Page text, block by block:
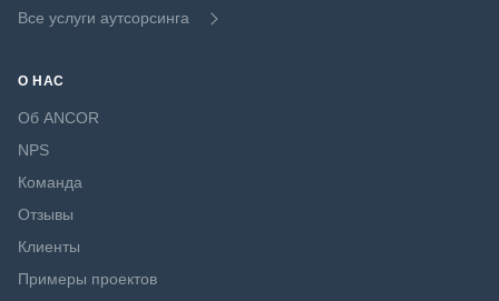
Все услуги аутсорсинга
О НАС
Об ANCOR
NPS
Команда
Отзывы
Клиенты
Примеры проектов